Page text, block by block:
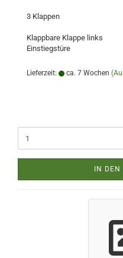
3 Klappen
Klappbare Klappe links
Einstiegstüre
Lieferzeit: ca. 7 Wochen
IN